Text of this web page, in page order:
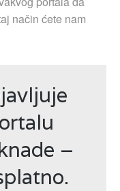
način ćete nam
–